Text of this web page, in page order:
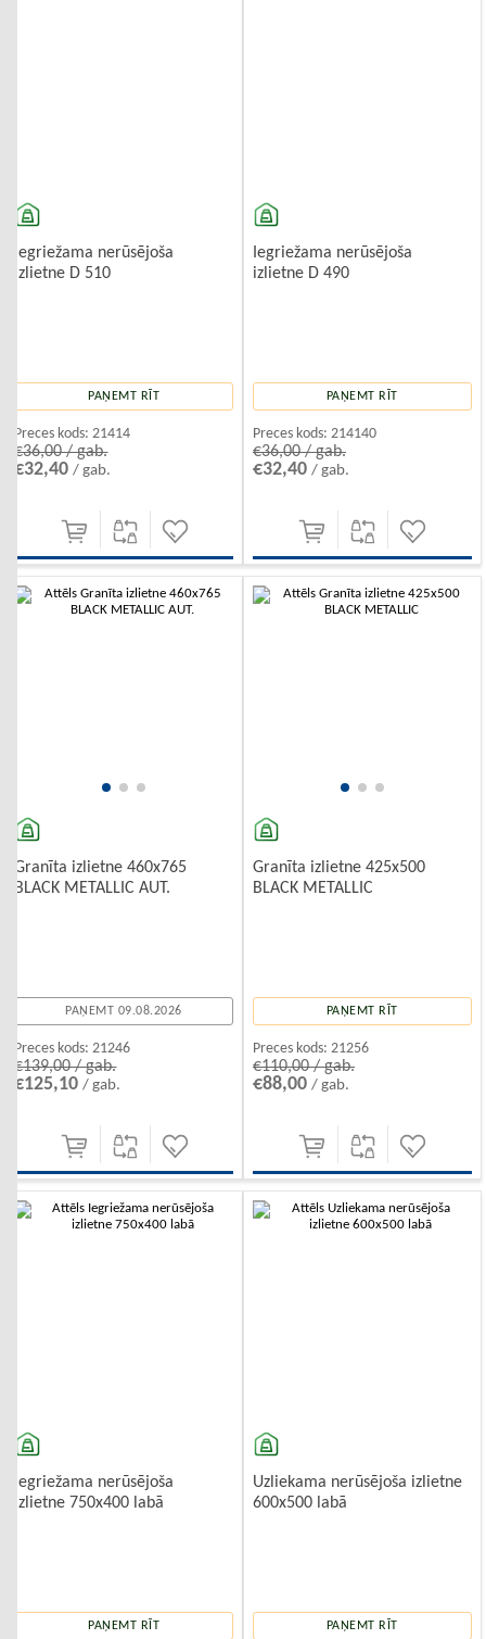
Iegriežama nerūsējoša
izlietne D 510
PAŅEMT RĪT
Preces kods: 21414
€36,00 / gab.
€32,40/ gab.
Iegriežama nerūsējoša
izlietne D 490
PAŅEMT RĪT
Preces kods: 214140
€36,00 / gab.
€32,40 / gab.
Granīta izlietne 460x765
BLACK METALLIC AUT.
PAŅEMT 09.08.2026
Preces kods: 21246
€139,00 / gab.
€125,10/ gab.
Granīta izlietne 425x500
BLACK METALLIC
PAŅEMT RĪT
Preces kods: 21256
€110,00 / gab.
€88,00 / gab.
Iegriežama nerūsējoša
izlietne 750x400 labā
PAŅEMT RĪT
Uzliekama nerūsējoša izlietne
600x500 labā
PAŅEMT RĪT